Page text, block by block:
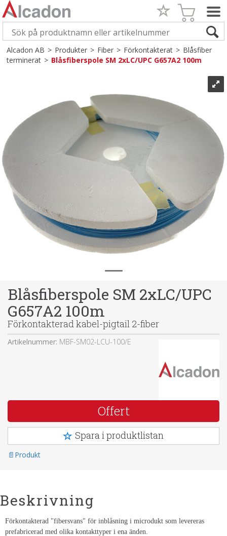
Alcadon AB>Produkter>Fiber>Förkontakterat>Blåsfiber
terminerat>Blåsfiberspole SM 2xLC/UPC G657A2 100m
Blåsfiberspole SM 2xLC/UPC
G657A2 100m
Förkontakterad kabel-pigtail 2-fiber
Artikelnummer: MBF-SM02-LCU-100/E
Offert
Spara i produktlistan
Produkt
Beskrivning
Förkontakterad "fibersvans" för inblåsning i microdukt som levereras
prefabricerad med olika kontakttyper i ena änden.